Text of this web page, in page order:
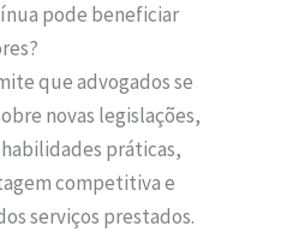
pode beneficiar
que advogados se
novas legislações,
práticas,
competitiva e
serviços prestados.